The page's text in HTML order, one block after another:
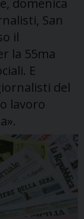
San
il
la 55ma
E
del
lavoro